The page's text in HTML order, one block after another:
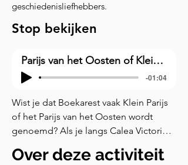
geschiedenisliefhebbers.
Stop bekijken
Parijs van het Oosten of Klein Parijs
-01:04
Wist je dat Boekarest vaak Klein Parijs
of het Parijs van het Oosten wordt
genoemd? Als je langs Calea Victoriei
je zult snel begrijpen waarom. In
Over deze activiteit